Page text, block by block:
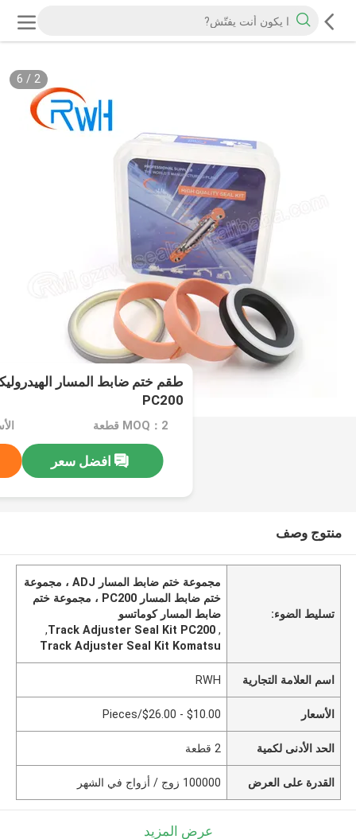
2
/
6
PC200
MOQ：2 قطعة
افضل سعر
منتوج وصف
تسليط الضوء:
مجموعة ختم ضابط المسار ADJ ، مجموعة
ختم ضابط المسار PC200 ، مجموعة ختم
ضابط المسار كوماتسو
,
Track Adjuster Seal Kit PC200
,
Track Adjuster Seal Kit Komatsu
اسم العلامة التجارية RWH
الأسعار $10.00 - $26.00/Pieces
الحد الأدنى لكمية 2 قطعة
القدرة على العرض 100000 زوج / أزواج في الشهر
عرض المزيد